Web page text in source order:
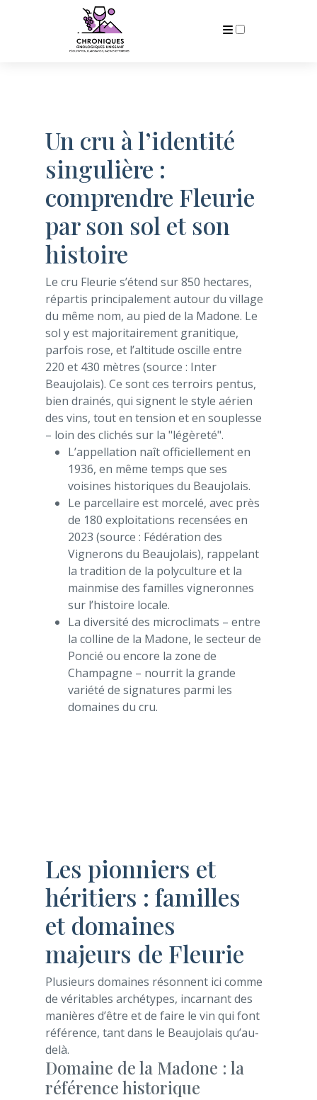
Un cru à l’identité
singulière :
comprendre Fleurie
par son sol et son
histoire
Le cru Fleurie s’étend sur 850 hectares,
répartis principalement autour du village
du même nom, au pied de la Madone. Le
sol y est majoritairement granitique,
parfois rose, et l’altitude oscille entre
220 et 430 mètres (source : Inter
Beaujolais). Ce sont ces terroirs pentus,
bien drainés, qui signent le style aérien
des vins, tout en tension et en souplesse
– loin des clichés sur la "légèreté".
L’appellation naît officiellement en
1936, en même temps que ses
voisines historiques du Beaujolais.
Le parcellaire est morcelé, avec près
de 180 exploitations recensées en
2023 (source : Fédération des
Vignerons du Beaujolais), rappelant
la tradition de la polyculture et la
mainmise des familles vigneronnes
sur l’histoire locale.
La diversité des microclimats – entre
la colline de la Madone, le secteur de
Poncié ou encore la zone de
Champagne – nourrit la grande
variété de signatures parmi les
domaines du cru.
Les pionniers et
héritiers : familles
et domaines
majeurs de Fleurie
Plusieurs domaines résonnent ici comme
de véritables archétypes, incarnant des
manières d’être et de faire le vin qui font
référence, tant dans le Beaujolais qu’au-
delà.
Domaine de la Madone : la
référence historique